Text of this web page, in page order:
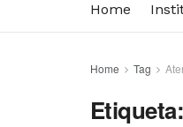
Home
Home Tag
Etiqueta: